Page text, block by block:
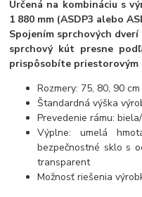
Určená na kombináciu s
1 880 mm (ASDP3 alebo
Spojením sprchových
sprchový kút presne
prispôsobíte priestorovým
Rozmery: 75, 80, 90 cm
Štandardná výška
Prevedenie rámu:
Výplne: umelá
bezpečnostné sklo s
transparent
Možnosť riešenia